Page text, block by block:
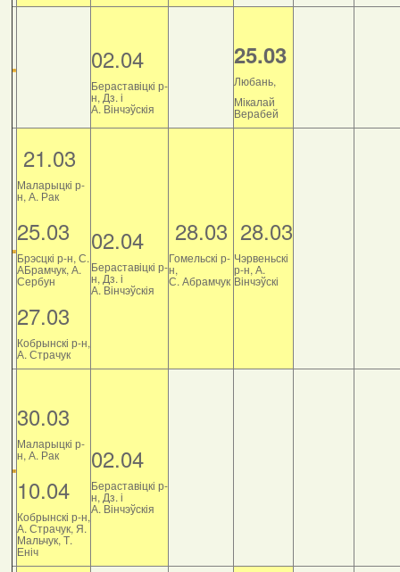
02.04
Бераставіцкі р-
н, Дз. і
А. Вінчэўскія
25.03
Любань,
Мікалай
Верабей
21.03
Маларыцкі р-
н, А. Рак
25.03
Брэсцкі р-н, С.
АБрамчук, А.
Сербун
27.03
Кобрынскі р-н,
А. Страчук
02.04
Бераставіцкі р-
н, Дз. і
А. Вінчэўскія
28.03
Гомельскі р-
н,
С. Абрамчук
28.03
Чэрвеньскі
р-н, А.
Вінчэўскі
30.03
Маларыцкі р-
н, А. Рак
10.04
Кобрынскі р-н,
А. Страчук, Я.
Мальчук, Т.
Еніч
02.04
Бераставіцкі р-
н, Дз. і
А. Вінчэўскія